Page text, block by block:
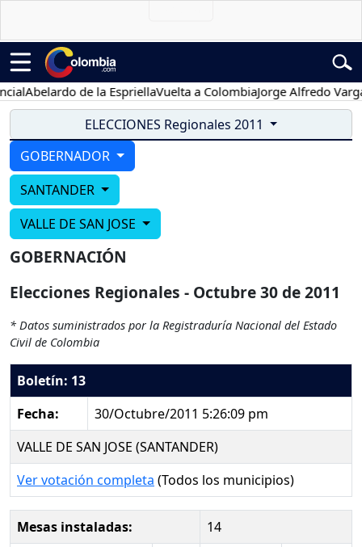
Abelardo de la EspriellaVuelta a ColombiaJorge Alfredo Vargas
ELECCIONES Regionales 2011
GOBERNADOR
SANTANDER
VALLE DE SAN JOSE
GOBERNACIÓN
Elecciones Regionales - Octubre 30 de 2011
* Datos suministrados por la Registraduría Nacional del Estado
Civil de Colombia
Boletín: 13
Fecha:
30/Octubre/2011 5:26:09 pm
VALLE DE SAN JOSE (SANTANDER)
Ver votación completa (Todos los municipios)
Mesas instaladas:
14